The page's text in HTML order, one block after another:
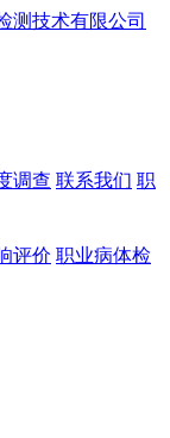
调查 联系我们 职
评价 职业病体检